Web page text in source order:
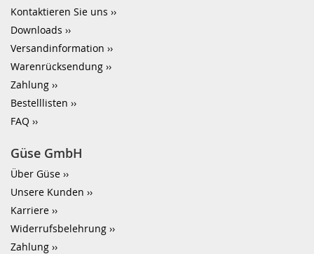
Kontaktieren Sie uns
Downloads
Versandinformation
Warenrücksendung
Zahlung
Bestelllisten
FAQ
Güse GmbH
Über Güse
Unsere Kunden
Karriere
Widerrufsbelehrung
Zahlung